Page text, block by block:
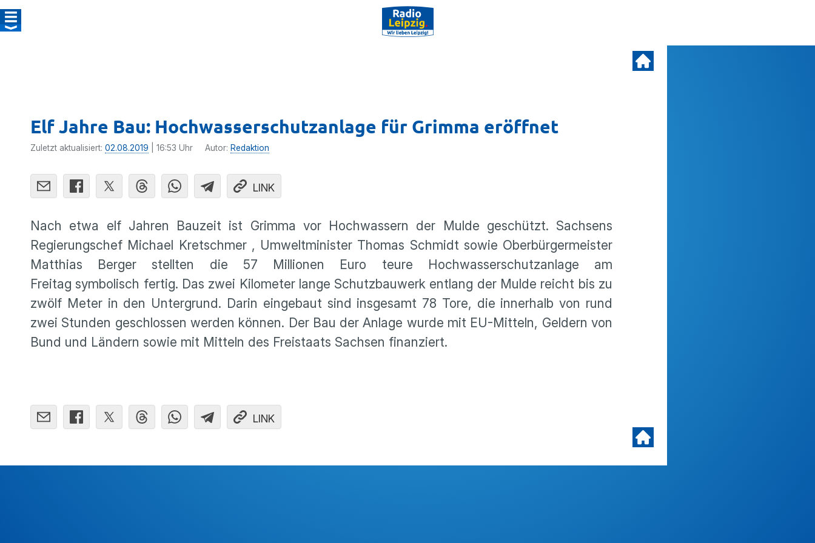
Elf Jahre Bau: Hochwasserschutzanlage für Grimma eröffnet
Zuletzt aktualisiert: 02.08.2019 | 16:53 Uhr Autor: Redaktion
LINK
Nach etwa elf Jahren Bauzeit ist Grimma vor Hochwassern der Mulde geschützt. Sachsens
Regierungschef Michael Kretschmer , Umweltminister Thomas Schmidt sowie Oberbürgermeister
Matthias Berger stellten die 57 Millionen Euro teure Hochwasserschutzanlage am
Freitag symbolisch fertig. Das zwei Kilometer lange Schutzbauwerk entlang der Mulde reicht bis zu
zwölf Meter in den Untergrund. Darin eingebaut sind insgesamt 78 Tore, die innerhalb von rund
zwei Stunden geschlossen werden können. Der Bau der Anlage wurde mit EU-Mitteln, Geldern von
Bund und Ländern sowie mit Mitteln des Freistaats Sachsen finanziert.
LINK